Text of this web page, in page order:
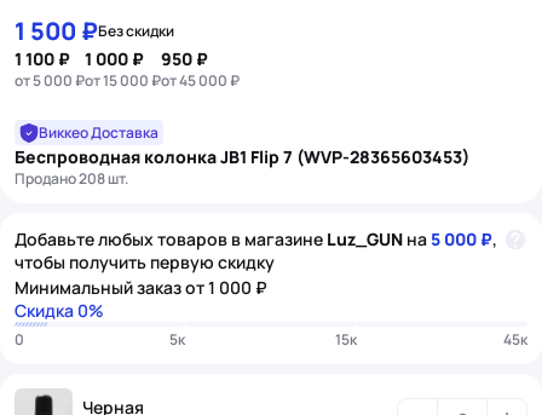
Item
of
1 500 ₽Без скидки
1 100 ₽
от 5 000 ₽
1 000 ₽
от 15 000 ₽
950 ₽
от 45 000 ₽
Виккео Доставка
Беспроводная колонка JB1 Flip 7 (WVP-28365603453)
Продано 208 шт.
Добавьте любых товаров в магазине Luz_GUN на 5 000 ₽,
чтобы получить первую скидку
Минимальный заказ от 1 000 ₽
Скидка 0%
0 5к 15к 45к
Черная